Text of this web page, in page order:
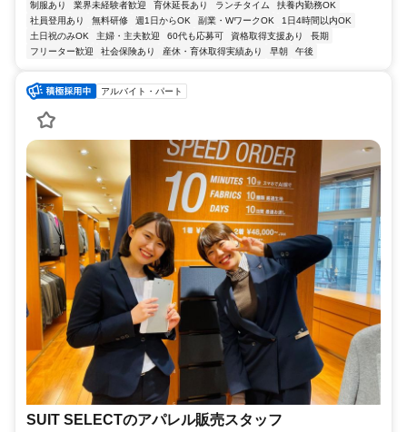
制服あり 業界未経験者歓迎 育休延長あり ランチタイム
扶養内勤務OK
社員登用あり
無料研修 週1日からOK 副業・WワークOK
1日4時間以内OK
土日祝のみOK
主婦・主夫歓迎 60代も応募可 資格取得支援あり
長期
フリーター歓迎
社会保険あり 産休・育休取得実績あり 早朝 午後
アルバイト・パート
SUIT SELECTのアパレル販売スタッフ